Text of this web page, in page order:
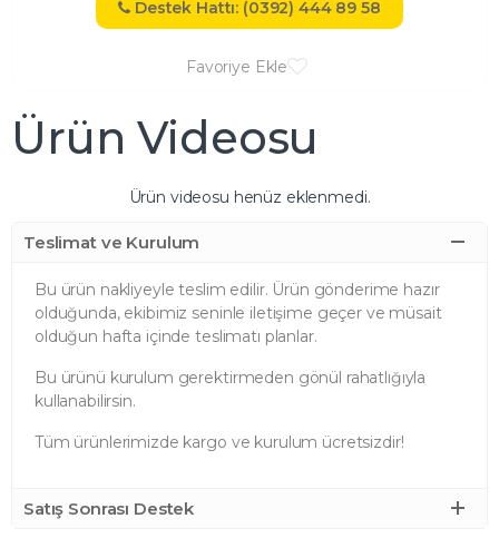
Destek Hattı: (0392) 444 89 58
Favoriye Ekle
Ürün Videosu
Ürün videosu henüz eklenmedi.
Teslimat ve Kurulum
Bu ürün nakliyeyle teslim edilir. Ürün gönderime hazır
olduğunda, ekibimiz seninle iletişime geçer ve müsait
olduğun hafta içinde teslimatı planlar.
Bu ürünü kurulum gerektirmeden gönül rahatlığıyla
kullanabilirsin.
Tüm ürünlerimizde kargo ve kurulum ücretsizdir!
Satış Sonrası Destek